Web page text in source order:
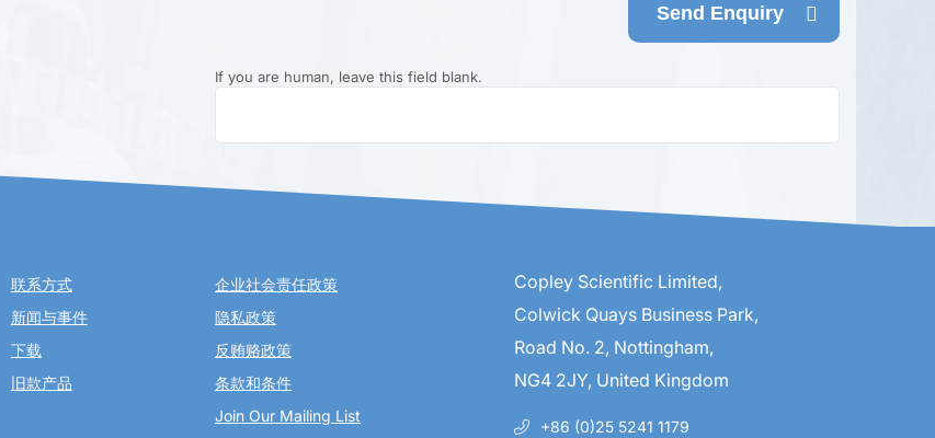
Send Enquiry
If you are human, leave this field blank.
联系方式
新闻与事件
下载
旧款产品
企业社会责任政策
隐私政策
反贿赂政策
条款和条件
Join Our Mailing List
Copley Scientific Limited,
Colwick Quays Business Park,
Road No. 2, Nottingham,
NG4 2JY, United Kingdom
+86 (0)25 5241 1179